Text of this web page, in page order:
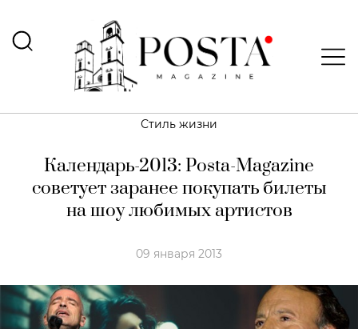
Стиль жизни
Календарь-2013: Posta-Magazine
советует заранее покупать билеты
на шоу любимых артистов
09 января 2013